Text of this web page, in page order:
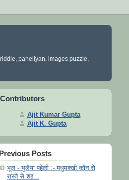
paheliyan, images puzzle,
Contributors
Ajit Kumar Gupta
Ajit K. Gupta
Previous Posts
भूल - भुलैया पहेली :- मधुमक्खी कौन से
रास्ते से शह...